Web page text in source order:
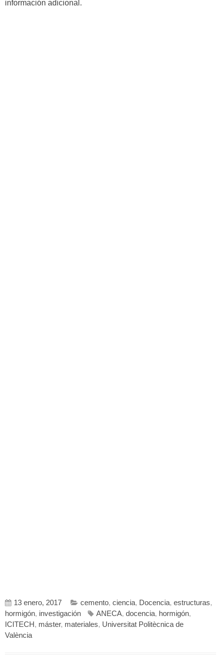
información adicional.
13 enero, 2017 cemento, ciencia, Docencia, estructuras,
hormigón, investigación ANECA, docencia, hormigón,
ICITECH, máster, materiales, Universitat Politècnica de
València